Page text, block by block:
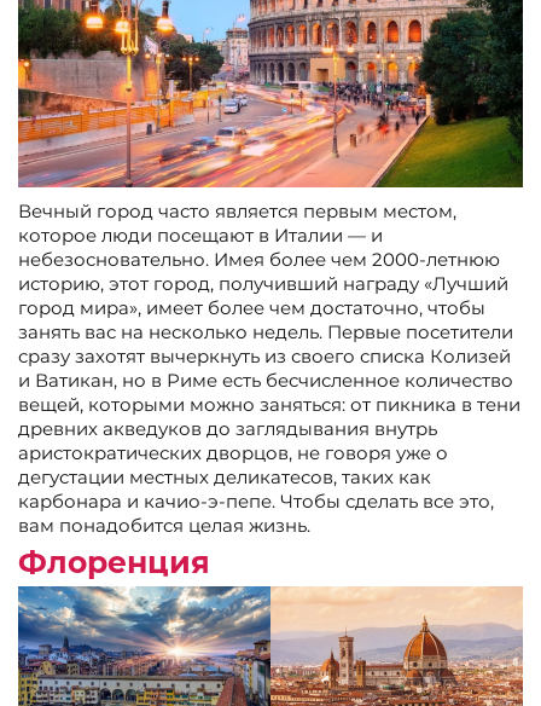
Вечный город часто является первым местом,
которое люди посещают в Италии — и
небезосновательно. Имея более чем 2000-летнюю
историю, этот город, получивший награду «Лучший
город мира», имеет более чем достаточно, чтобы
занять вас на несколько недель. Первые посетители
сразу захотят вычеркнуть из своего списка Колизей
и Ватикан, но в Риме есть бесчисленное количество
вещей, которыми можно заняться: от пикника в тени
древних акведуков до заглядывания внутрь
аристократических дворцов, не говоря уже о
дегустации местных деликатесов, таких как
карбонара и качио-э-пепе. Чтобы сделать все это,
вам понадобится целая жизнь.
Флоренция